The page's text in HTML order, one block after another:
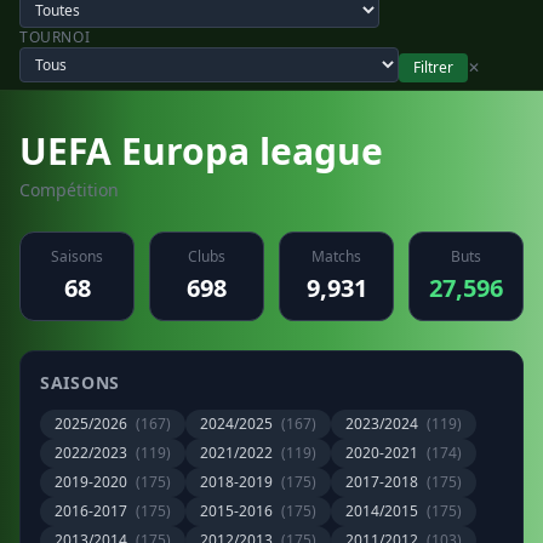
TOURNOI
Filtrer
✕
UEFA Europa league
Compétition
Saisons
68
Clubs
698
Matchs
9,931
Buts
27,596
SAISONS
2025/2026 (167) 2024/2025 (167) 2023/2024 (119)
2022/2023 (119) 2021/2022 (119) 2020-2021 (174)
2019-2020 (175) 2018-2019 (175) 2017-2018 (175)
2016-2017 (175) 2015-2016 (175) 2014/2015 (175)